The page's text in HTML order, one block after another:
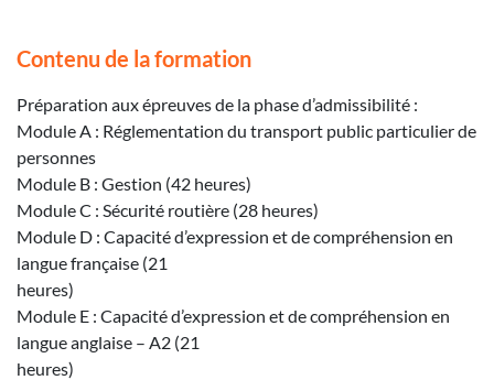
Contenu de la formation
Préparation aux épreuves de la phase d’admissibilité :
Module A : Réglementation du transport public particulier de
personnes
Module B : Gestion (42 heures)
Module C : Sécurité routière (28 heures)
Module D : Capacité d’expression et de compréhension en
langue française (21
heures)
Module E : Capacité d’expression et de compréhension en
langue anglaise – A2 (21
heures)